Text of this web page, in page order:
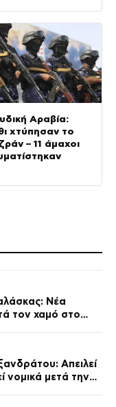
Αραβία:
χτύπησαν το
– 11 άμαχοι
Νέα
τον χαμό στο
Απειλεί
νομικά μετά την